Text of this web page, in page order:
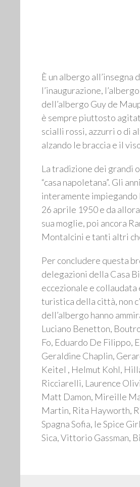
È un albergo
l’inaugurazione,
dell’albergo Guy de
è sempre piuttosto
scialli rossi, azzurri o di
alzando le braccia e il
La tradizione dei grandi
“casa napoletana”. Gli
interamente impiegando
26 aprile 1950 e da
sua moglie, poi ancora
Montalcini e tanti altri
Per concludere questa
delegazioni della Casa
eccezionale e
turistica della città, non
dell’albergo hanno
Luciano Benetton,
Fo, Eduardo De Filippo,
Geraldine Chaplin,
Keitel , Helmut Kohl,
Ricciarelli, Laurence
Matt Damon, Mireille
Martin, Rita Hayworth,
Spagna Sofia, le Spice
Sica, Vittorio Gassman,